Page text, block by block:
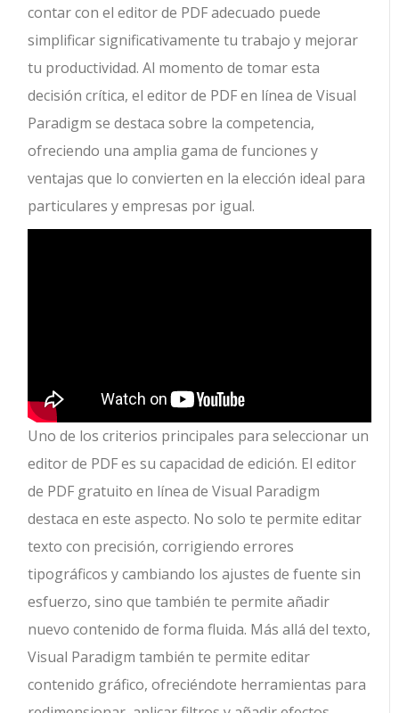
contar con el editor de PDF adecuado puede
simplificar significativamente tu trabajo y mejorar
tu productividad. Al momento de tomar esta
decisión crítica, el editor de PDF en línea de Visual
Paradigm se destaca sobre la competencia,
ofreciendo una amplia gama de funciones y
ventajas que lo convierten en la elección ideal para
particulares y empresas por igual.
Uno de los criterios principales para seleccionar un
editor de PDF es su capacidad de edición. El editor
de PDF gratuito en línea de Visual Paradigm
destaca en este aspecto. No solo te permite editar
texto con precisión, corrigiendo errores
tipográficos y cambiando los ajustes de fuente sin
esfuerzo, sino que también te permite añadir
nuevo contenido de forma fluida. Más allá del texto,
Visual Paradigm también te permite editar
contenido gráfico, ofreciéndote herramientas para